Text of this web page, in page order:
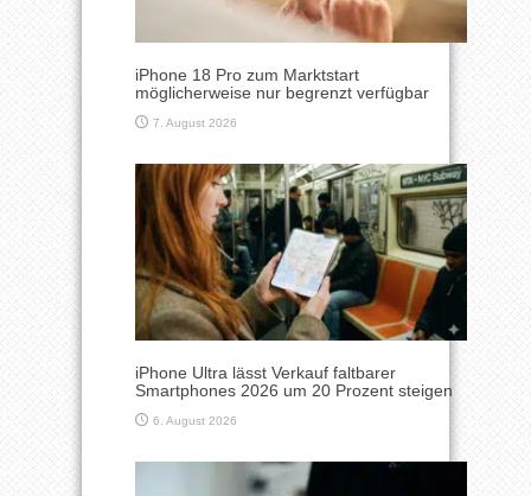
iPhone 18 Pro zum Marktstart
möglicherweise nur begrenzt verfügbar
7. August 2026
iPhone Ultra lässt Verkauf faltbarer
Smartphones 2026 um 20 Prozent steigen
6. August 2026